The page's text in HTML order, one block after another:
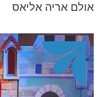
אולם אריה אליאס